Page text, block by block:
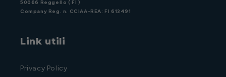
50066 Reggello ( FI )
Company Reg. n. CCIAA-REA: FI 613491
Link utili
Privacy Policy